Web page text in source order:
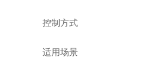
控制方式
适用场景